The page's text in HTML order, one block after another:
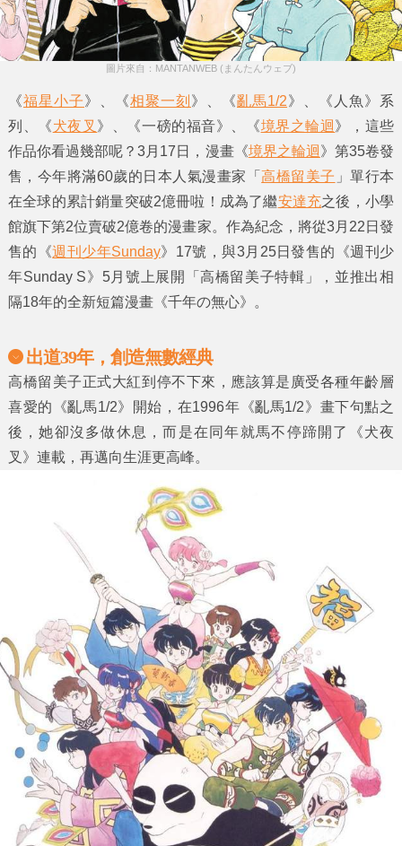
圖片來自：MANTANWEB (まんたんウェブ)
《福星小子》、《相聚一刻 》、《亂馬1/2》、《人魚》系
列、《犬夜叉 》、《一磅的福音》、《境界之輪迴 》，這些
作品你看過幾部呢？3月17日，漫畫《境界之輪迴 》第35卷發
售，今年將滿60歲的日本人氣漫畫家「高橋留美子 」單行本
在全球的累計銷量突破2億冊啦！成為了繼安達充之後，小學
館旗下第2位賣破2億卷的漫畫家。作為紀念，將從3月22日發
售的《週刊少年Sunday》17號，與3月25日發售的《週刊少
年Sunday S》5月號上展開「高橋留美子特輯 」，並推出相
隔18年的全新短篇漫畫《千年の無心》。
出道39年，創造無數經典
高橋留美子正式大紅到停不下來，應該算是廣受各種年齡層
喜愛的《亂馬1/2》開始，在1996年《亂馬1/2》畫下句點之
後，她卻沒多做休息，而是在同年就馬不停蹄開了《犬夜
叉》連載，再邁向生涯更高峰。